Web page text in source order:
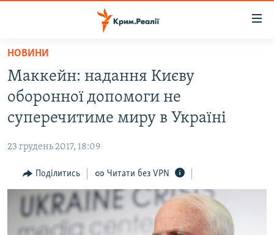
Перейти
основного
матеріалу
Перейти
до
основної
навігації
Перейти
до
ВОДА.КРИМ
ВІДЕО ТА ФОТО
БЛОГИ
ПОГЛЯД
ІНТЕРВ'Ю
ВСЕ ЗА ДЕНЬ
НОВИНИ
Маккейн: надання Києву
оборонної допомоги не
суперечитиме миру в Україні
23 грудень 2017, 18:09
Поділитись Читати без VPN